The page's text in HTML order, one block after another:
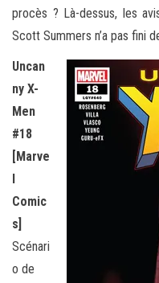
procès ? Là-dessus, les
Scott Summers n’a pas fini
Uncan
ny X-
Men
#18
[Marve
l
Comic
s]
Scénari
o de